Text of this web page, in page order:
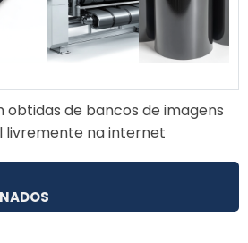
obtidas de bancos de imagens
livremente na internet